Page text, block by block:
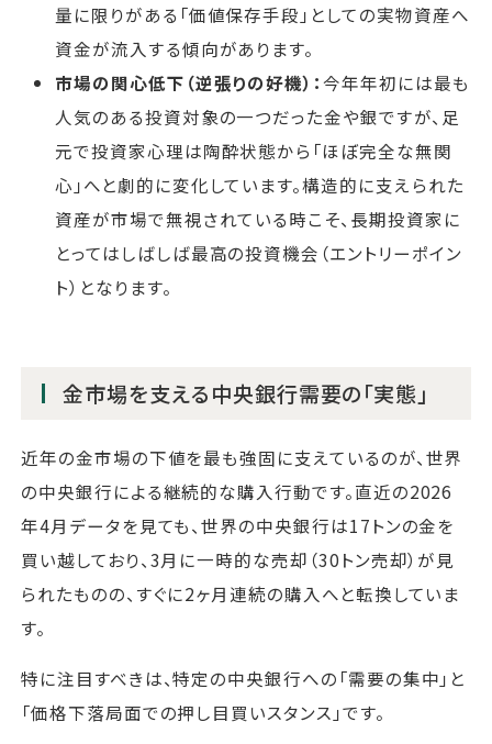
量に限りがある「価値保存手段」としての実物資産へ
資金が流入する傾向があります。
市場の関心低下（逆張りの好機）：今年年初には最も
人気のある投資対象の一つだった金や銀ですが、足
元で投資家心理は陶酔状態から「ほぼ完全な無関
心」へと劇的に変化しています。構造的に支えられた
資産が市場で無視されている時こそ、長期投資家に
とってはしばしば最高の投資機会（エントリーポイン
ト）となります。
金市場を支える中央銀行需要の「実態」
近年の金市場の下値を最も強固に支えているのが、世界
の中央銀行による継続的な購入行動です。直近の2026
年4月データを見ても、世界の中央銀行は17トンの金を
買い越しており、3月に一時的な売却（30トン売却）が見
られたものの、すぐに2ヶ月連続の購入へと転換していま
す。
特に注目すべきは、特定の中央銀行への「需要の集中」と
「価格下落局面での押し目買いスタンス」です。